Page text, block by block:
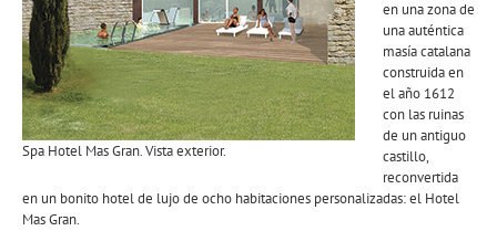
Spa Hotel Mas Gran. Vista exterior.
en una zona de
una auténtica
masía catalana
construida en
el año 1612
con las ruinas
de un antiguo
castillo,
reconvertida
en un bonito hotel de lujo de ocho habitaciones personalizadas: el Hotel
Mas Gran.